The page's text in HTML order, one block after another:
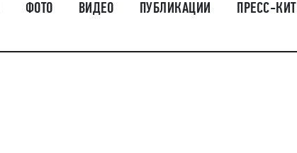
ФОТО ВИДЕО ПУБЛИКАЦИИ ПРЕСС-КИТ